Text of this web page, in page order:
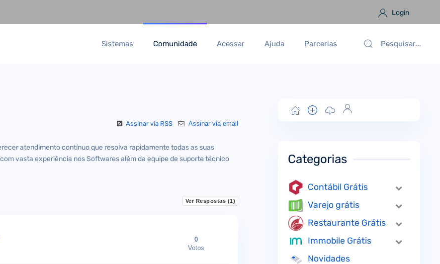
Login
Sistemas Comunidade Acessar Ajuda Parcerias
atendimento contínuo que resolva rapidamente todas as suas
vasta experiência nos Softwares além da equipe de suporte técnico
Assinar via RSS Assinar via email
Ver Respostas (1)
0
Votos
Categorias
Contábil Grátis
Varejo grátis
Restaurante Grátis
Immobile Grátis
Novidades